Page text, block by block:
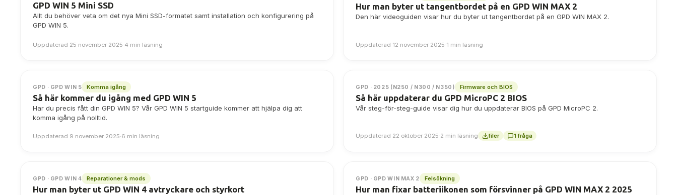
GPD WIN 5 Mini SSD
Allt du behöver veta om det nya Mini SSD-formatet samt installation och konfigurering på
GPD WIN 5.
Uppdaterad 25 november 2025·4 min läsning
Hur man byter ut tangentbordet på en GPD WIN MAX 2
Den här videoguiden visar hur du byter ut tangentbordet på en GPD WIN MAX 2.
Uppdaterad 12 november 2025·1 min läsning
GPD · GPD WIN 5 Komma igång
Så här kommer du igång med GPD WIN 5
Har du precis fått din GPD WIN 5? Vår GPD WIN 5 startguide kommer att hjälpa dig att
komma igång på nolltid.
Uppdaterad 9 november 2025·6 min läsning
GPD · 2025 (N250 / N300 / N350) Firmware och BIOS
Så här uppdaterar du GPD MicroPC 2 BIOS
Vår steg-för-steg-guide visar dig hur du uppdaterar BIOS på GPD MicroPC 2.
Uppdaterad 22 oktober 2025·2 min läsning filer 1 fråga
GPD · GPD WIN 4 Reparationer & mods
Hur man byter ut GPD WIN 4 avtryckare och styrkort
GPD · GPD WIN MAX 2 Felsökning
Hur man fixar batteriikonen som försvinner på GPD WIN MAX 2 2025